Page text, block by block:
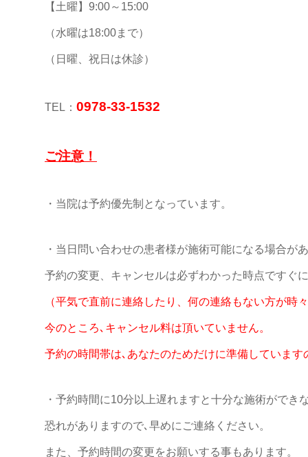
【土曜】9:00～15:00
（水曜は18:00まで）
（日曜、祝日は休診）
TEL： 0978-33-1532
ご注意！
・当院は予約優先制となっています。
・当日問い合わせの患者様が施術可能になる場合が
予約の変更、キャンセルは必ずわかった時点ですぐ
（平気で直前に連絡したり、何の連絡もない方が時
今のところ､キャンセル料は頂いていません。
予約の時間帯は､あなたのためだけに準備しています
・予約時間に10分以上遅れますと十分な施術ができ
恐れがありますので､早めにご連絡ください。
また、予約時間の変更をお願いする事もあります。